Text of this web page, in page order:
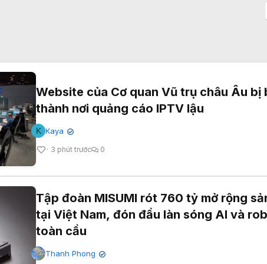
Website của Cơ quan Vũ trụ châu Âu bị
thành nơi quảng cáo IPTV lậu
K Kaya ✔
3 phút trước 0
Tập đoàn MISUMI rót 760 tỷ mở rộng
tại Việt Nam, đón đầu làn sóng AI và
toàn cầu
Thanh Phong ✔